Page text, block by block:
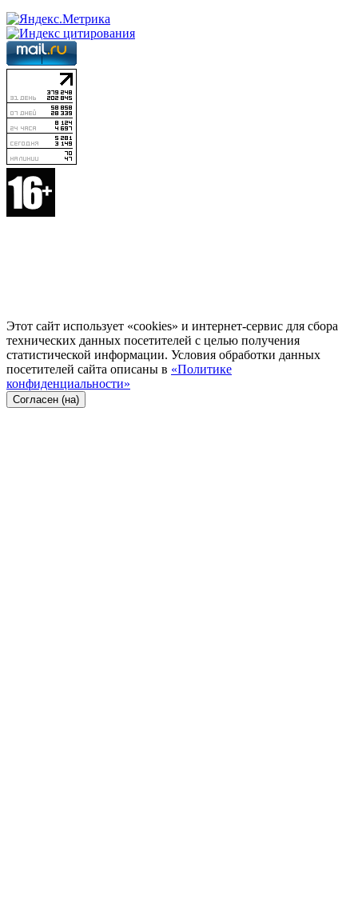
Этот сайт использует «cookies» и интернет-сервис для сбора
технических данных посетителей с целью получения
статистической информации. Условия обработки данных
посетителей сайта описаны в «Политике
конфиденциальности»
Согласен (на)